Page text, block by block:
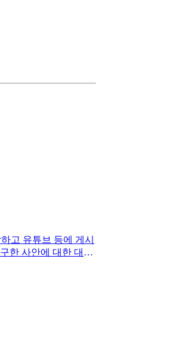
고 유튜브 등에 게시
한 사안에 대한 대법
에 뮤직비디오를 자